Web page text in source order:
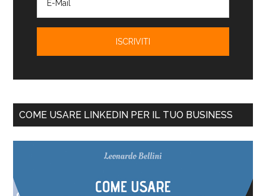
COME USARE LINKEDIN PER IL TUO BUSINESS